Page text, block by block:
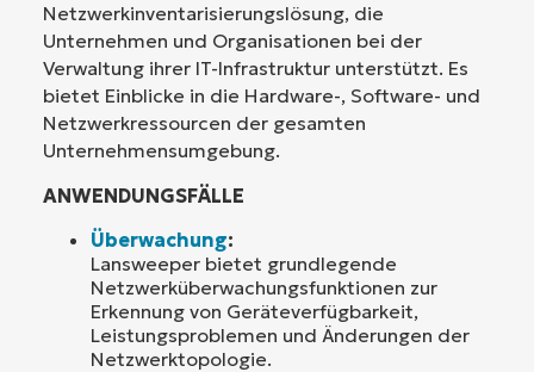
Netzwerkinventarisierungslösung, die
Unternehmen und Organisationen bei der
Verwaltung ihrer IT-Infrastruktur unterstützt. Es
bietet Einblicke in die Hardware-, Software- und
Netzwerkressourcen der gesamten
Unternehmensumgebung.
ANWENDUNGSFÄLLE
Überwachung:
Lansweeper bietet grundlegende
Netzwerküberwachungsfunktionen zur
Erkennung von Geräteverfügbarkeit,
Leistungsproblemen und Änderungen der
Netzwerktopologie.